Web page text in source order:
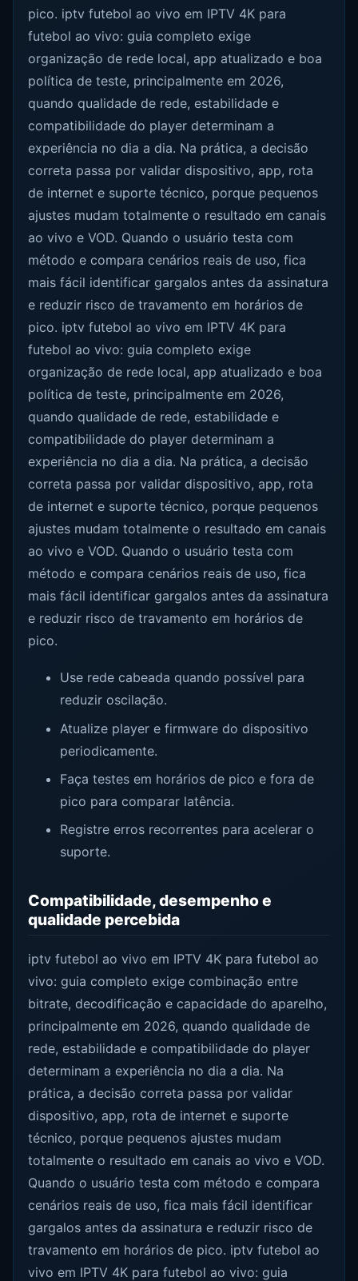
pico. iptv futebol ao vivo em IPTV 4K para
futebol ao vivo: guia completo exige
organização de rede local, app atualizado e boa
política de teste, principalmente em 2026,
quando qualidade de rede, estabilidade e
compatibilidade do player determinam a
experiência no dia a dia. Na prática, a decisão
correta passa por validar dispositivo, app, rota
de internet e suporte técnico, porque pequenos
ajustes mudam totalmente o resultado em canais
ao vivo e VOD. Quando o usuário testa com
método e compara cenários reais de uso, fica
mais fácil identificar gargalos antes da assinatura
e reduzir risco de travamento em horários de
pico. iptv futebol ao vivo em IPTV 4K para
futebol ao vivo: guia completo exige
organização de rede local, app atualizado e boa
política de teste, principalmente em 2026,
quando qualidade de rede, estabilidade e
compatibilidade do player determinam a
experiência no dia a dia. Na prática, a decisão
correta passa por validar dispositivo, app, rota
de internet e suporte técnico, porque pequenos
ajustes mudam totalmente o resultado em canais
ao vivo e VOD. Quando o usuário testa com
método e compara cenários reais de uso, fica
mais fácil identificar gargalos antes da assinatura
e reduzir risco de travamento em horários de
pico.
Use rede cabeada quando possível para
reduzir oscilação.
Atualize player e firmware do dispositivo
periodicamente.
Faça testes em horários de pico e fora de
pico para comparar latência.
Registre erros recorrentes para acelerar o
suporte.
Compatibilidade, desempenho e
qualidade percebida
iptv futebol ao vivo em IPTV 4K para futebol ao
vivo: guia completo exige combinação entre
bitrate, decodificação e capacidade do aparelho,
principalmente em 2026, quando qualidade de
rede, estabilidade e compatibilidade do player
determinam a experiência no dia a dia. Na
prática, a decisão correta passa por validar
dispositivo, app, rota de internet e suporte
técnico, porque pequenos ajustes mudam
totalmente o resultado em canais ao vivo e VOD.
Quando o usuário testa com método e compara
cenários reais de uso, fica mais fácil identificar
gargalos antes da assinatura e reduzir risco de
travamento em horários de pico. iptv futebol ao
vivo em IPTV 4K para futebol ao vivo: guia